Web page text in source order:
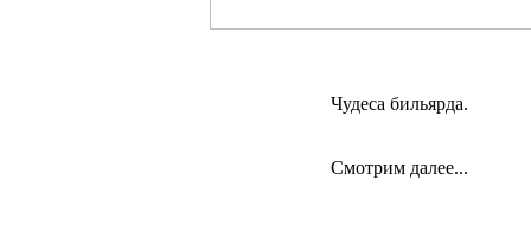
Чудеса бильярда.
Смотрим далее...